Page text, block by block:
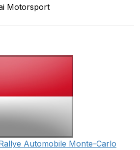
Motorsport
Automobile Monte-Carlo